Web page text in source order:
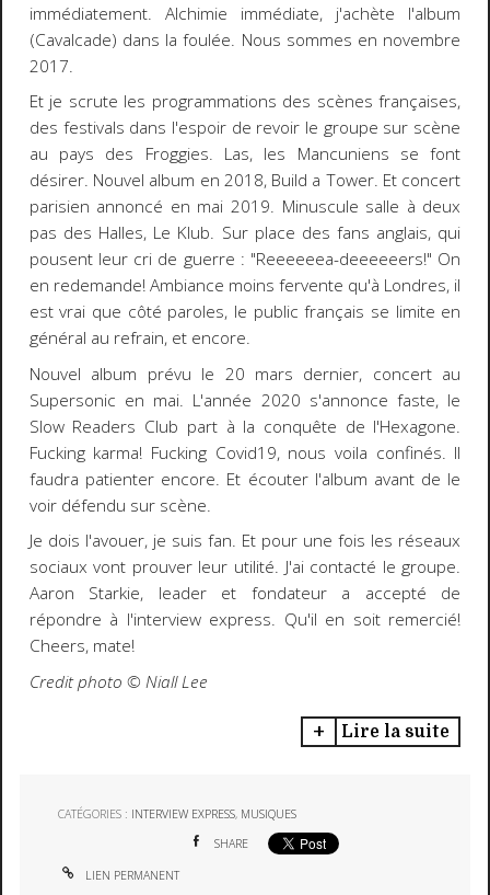
immédiatement. Alchimie immédiate, j'achète l'album
(Cavalcade) dans la foulée. Nous sommes en novembre
2017.
Et je scrute les programmations des scènes françaises,
des festivals dans l'espoir de revoir le groupe sur scène
au pays des Froggies. Las, les Mancuniens se font
désirer. Nouvel album en 2018, Build a Tower. Et concert
parisien annoncé en mai 2019. Minuscule salle à deux
pas des Halles, Le Klub. Sur place des fans anglais, qui
pousent leur cri de guerre : "Reeeeeea-deeeeeers!" On
en redemande! Ambiance moins fervente qu'à Londres, il
est vrai que côté paroles, le public français se limite en
général au refrain, et encore.
Nouvel album prévu le 20 mars dernier, concert au
Supersonic en mai. L'année 2020 s'annonce faste, le
Slow Readers Club part à la conquête de l'Hexagone.
Fucking karma! Fucking Covid19, nous voila confinés. Il
faudra patienter encore. Et écouter l'album avant de le
voir défendu sur scène.
Je dois l'avouer, je suis fan. Et pour une fois les réseaux
sociaux vont prouver leur utilité. J'ai contacté le groupe.
Aaron Starkie, leader et fondateur a accepté de
répondre à l'interview express. Qu'il en soit remercié!
Cheers, mate!
Credit photo ©️ Niall Lee
Lire la suite
CATÉGORIES : INTERVIEW EXPRESS, MUSIQUES
SHARE
LIEN PERMANENT